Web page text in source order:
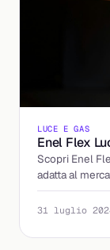
LUCE E GAS
Enel Flex
Scopri Enel
adatta al
bonus
31 luglio